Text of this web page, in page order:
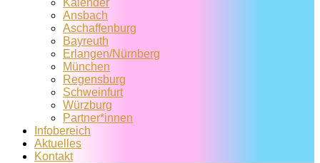
Kalender
Ansbach
Aschaffenburg
Bayreuth
Erlangen/Nürnberg
München
Regensburg
Schweinfurt
Würzburg
Partner*innen
Infobereich
Aktuelles
Kontakt